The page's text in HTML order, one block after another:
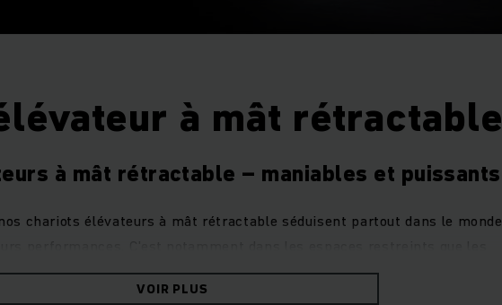
à mât rétractable
à mât rétractable – maniables et puissants
chariots élévateurs à mât rétractable séduisent partout dans le monde
rétractable électriques établissent de nouvelles références, grâce à leur
associée à unecapacité de levage très élevée
VOIR PLUS